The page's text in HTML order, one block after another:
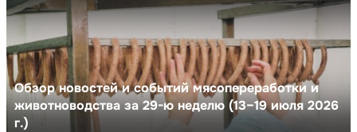
Обзор новостей и событий мясопереработки и
животноводства за 29-ю неделю (13–19 июля 2026
г.)